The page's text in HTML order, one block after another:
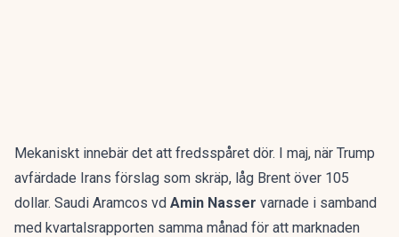
Mekaniskt innebär det att fredsspåret dör. I maj, när Trump
avfärdade Irans förslag som skräp, låg Brent över 105
dollar. Saudi Aramcos vd Amin Nasser varnade i samband
med kvartalsrapporten samma månad för att marknaden